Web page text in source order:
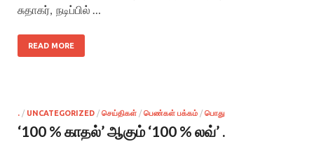
சுதாகர், நடிப்பில் …
READ MORE
. / UNCATEGORIZED / செய்திகள் / பெண்கள் பக்கம் / பொது
‘100 % காதல்’ ஆகும் ‘100 % லவ்’ .